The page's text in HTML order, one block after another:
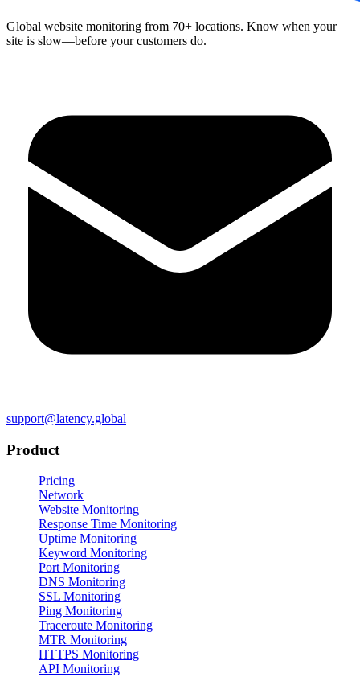
Global website monitoring from 70+ locations. Know when your
site is slow—before your customers do.
support@latency.global
Product
Pricing
Network
Website Monitoring
Response Time Monitoring
Uptime Monitoring
Keyword Monitoring
Port Monitoring
DNS Monitoring
SSL Monitoring
Ping Monitoring
Traceroute Monitoring
MTR Monitoring
HTTPS Monitoring
API Monitoring